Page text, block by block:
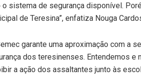
sistema de segurança disponível.
de Teresina”, enfatiza Nouga
garante uma aproximação com a
dos teresinenses. Entendemos e
a ação dos assaltantes junto às